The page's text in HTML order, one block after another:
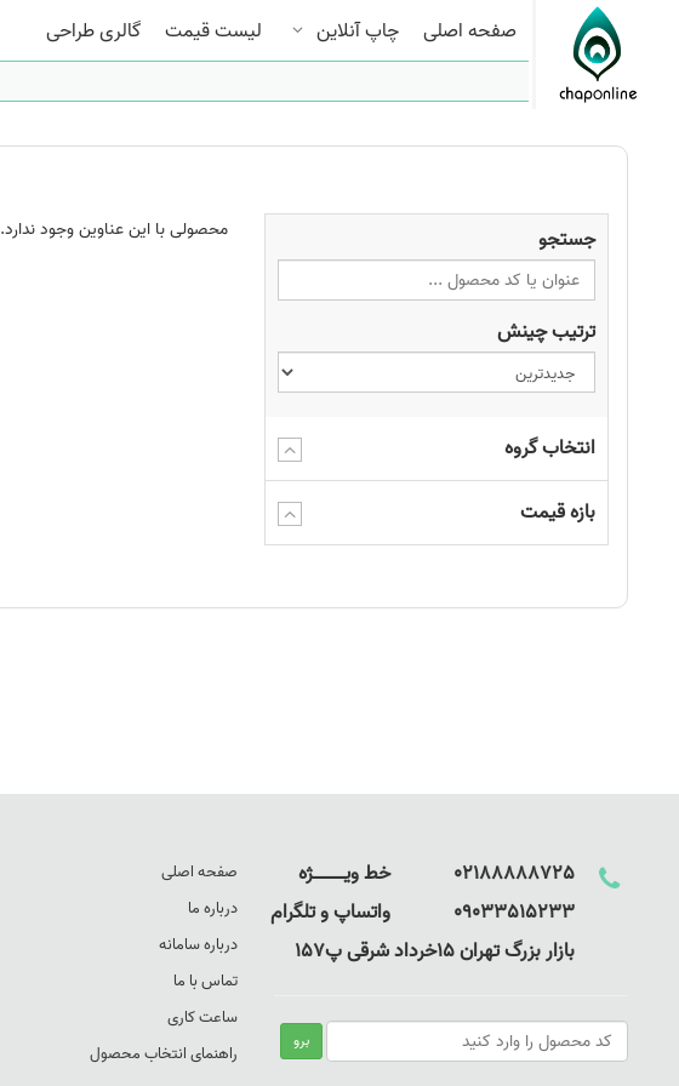
صفحه اصلی چاپ آنلاین لیست قیمت گالری طراحی
جستجو
ترتیب چینش
انتخاب گروه
بازه قیمت
محصولی با این عناوین وجود ندارد.
02188888725 خط ویـــــــــــــژه
09033515233 واتساپ و تلگرام
بازار بزرگ تهران 15خرداد شرقی پ157
صفحه اصلی
درباره ما
درباره سامانه
تماس با ما
ساعت کاری
راهنمای انتخاب محصول